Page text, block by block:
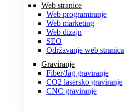
Web stranice
Web programiranje
Web marketing
Web dizajn
SEO
Održavanje web stranica
Graviranje
Fiber/Jag graviranje
CO2 lasersko graviranje
CNC graviranje